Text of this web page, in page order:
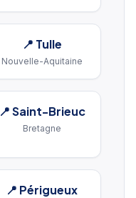
📍 Tulle
Nouvelle-Aquitaine
📍Saint-Brieuc
Bretagne
📍 Périgueux